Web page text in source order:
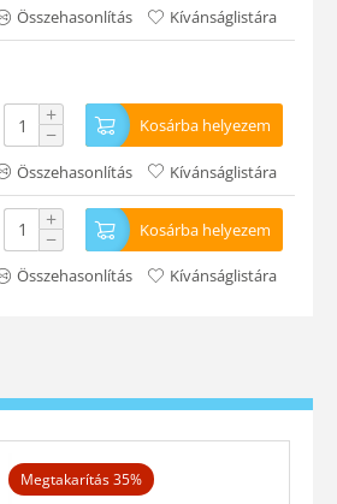
Összehasonlítás Kívánságlistára
+
− Kosárba helyezem
Összehasonlítás Kívánságlistára
+
− Kosárba helyezem
Összehasonlítás Kívánságlistára
Megtakarítás 35%